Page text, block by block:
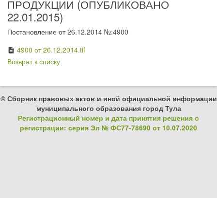
ПРОДУКЦИИ (ОПУБЛИКОВАНО
22.01.2015)
Постановление от 26.12.2014 №:4900
description 4900 от 26.12.2014.tif
Возврат к списку
© Сборник правовых актов и иной официальной информации
муниципального образования город Тула
Регистрационный номер и дата принятия решения о
регистрации: серия Эл № ФС77-78690 от 10.07.2020